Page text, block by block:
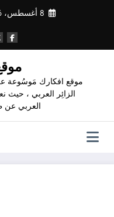
8 أغسطس، 2026
موقع افكارك مَوسُوعة
الزائِر العربي ، حيث
العربي عن